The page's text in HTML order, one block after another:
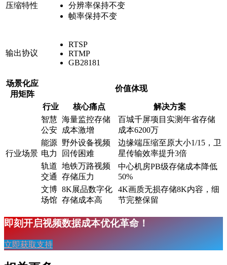
压缩特性
分辨率保持不变
帧率保持不变
输出协议
RTSP
RTMP
GB28181
场景化应
用矩阵
价值体现
行业场景
行业 核心痛点
解决方案
智慧
公安
海量监控存储
成本激增
百城千屏项目实测年省存储
成本6200万
能源
电力
野外设备视频
回传困难
边缘端压缩至原大小1/15，卫
星传输效率提升3倍
轨道
交通
地铁万路视频
存储压力
中心机房PB级存储成本降低
50%
文博
场馆
8K展品数字化
存储成本高
4K画质无损存储8K内容，细
节完整保留
即刻开启视频数据成本优化革命​！
立即获取支持